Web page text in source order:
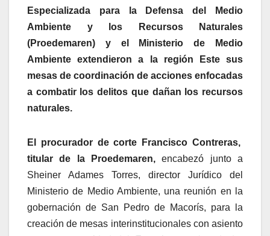
Especializada para la Defensa del Medio
Ambiente y los Recursos Naturales
(Proedemaren) y el Ministerio de Medio
Ambiente extendieron a la región Este sus
mesas de coordinación de acciones enfocadas
a combatir los delitos que dañan los recursos
naturales.
El procurador de corte Francisco Contreras,
titular de la Proedemaren, encabezó junto a
Sheiner Adames Torres, director Jurídico del
Ministerio de Medio Ambiente, una reunión en la
gobernación de San Pedro de Macorís, para la
creación de mesas interinstitucionales con asiento